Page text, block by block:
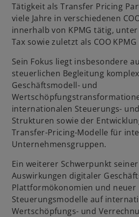
Tätigkeit als Transfer Pricing
viele Jahre in verschiedenen
innerhalb von KPMG tätig,
Tax sowie zuletzt als COO KPMG
Sein Fokus liegt insbesondere
steuerlichen Begleitung
Geschäftsmodell- und
internationalen Steuerungs-
Strukturen sowie der
Transfer-Pricing-Modelle für
Unternehmensgruppen.
Ein weiterer Schwerpunkt
Auswirkungen digitaler
Plattformökonomien und neuer
Steuerungsmodelle auf
Wertschöpfungs- und